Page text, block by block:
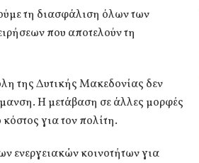
τη διασφάλιση όλων των
που αποτελούν τη
της Δυτικής Μακεδονίας δεν
Η μετάβαση σε άλλες μορφές
για τον πολίτη.
ενεργειακών κοινοτήτων για